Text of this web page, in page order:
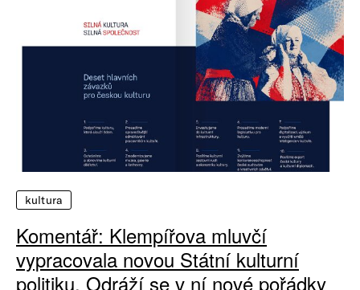
kultura
Komentář: Klempířova mluvčí
vypracovala novou Státní kulturní
politiku. Odráží se v ní nové pořádky